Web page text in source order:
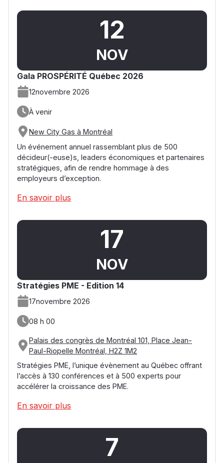
12
NOV
Gala PROSPÉRITÉ Québec 2026
12novembre 2026
À venir
New City Gas à Montréal
Un événement annuel rassemblant plus de 500
décideur(-euse)s, leaders économiques et partenaires
stratégiques, afin de rendre hommage à des
employeurs d’exception.
En savoir plus
17
NOV
Stratégies PME - Edition 14
17novembre 2026
08 h 00
Palais des congrès de Montréal 101, Place Jean-
Paul-Riopelle Montréal, H2Z 1M2
Stratégies PME, l’unique évènement au Québec offrant
l’accès à 130 conférences et à 500 experts pour
accélérer la croissance des PME.
En savoir plus
7